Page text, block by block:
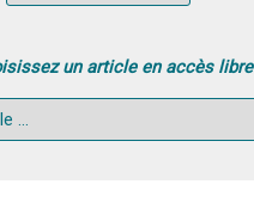
un article en accès libre